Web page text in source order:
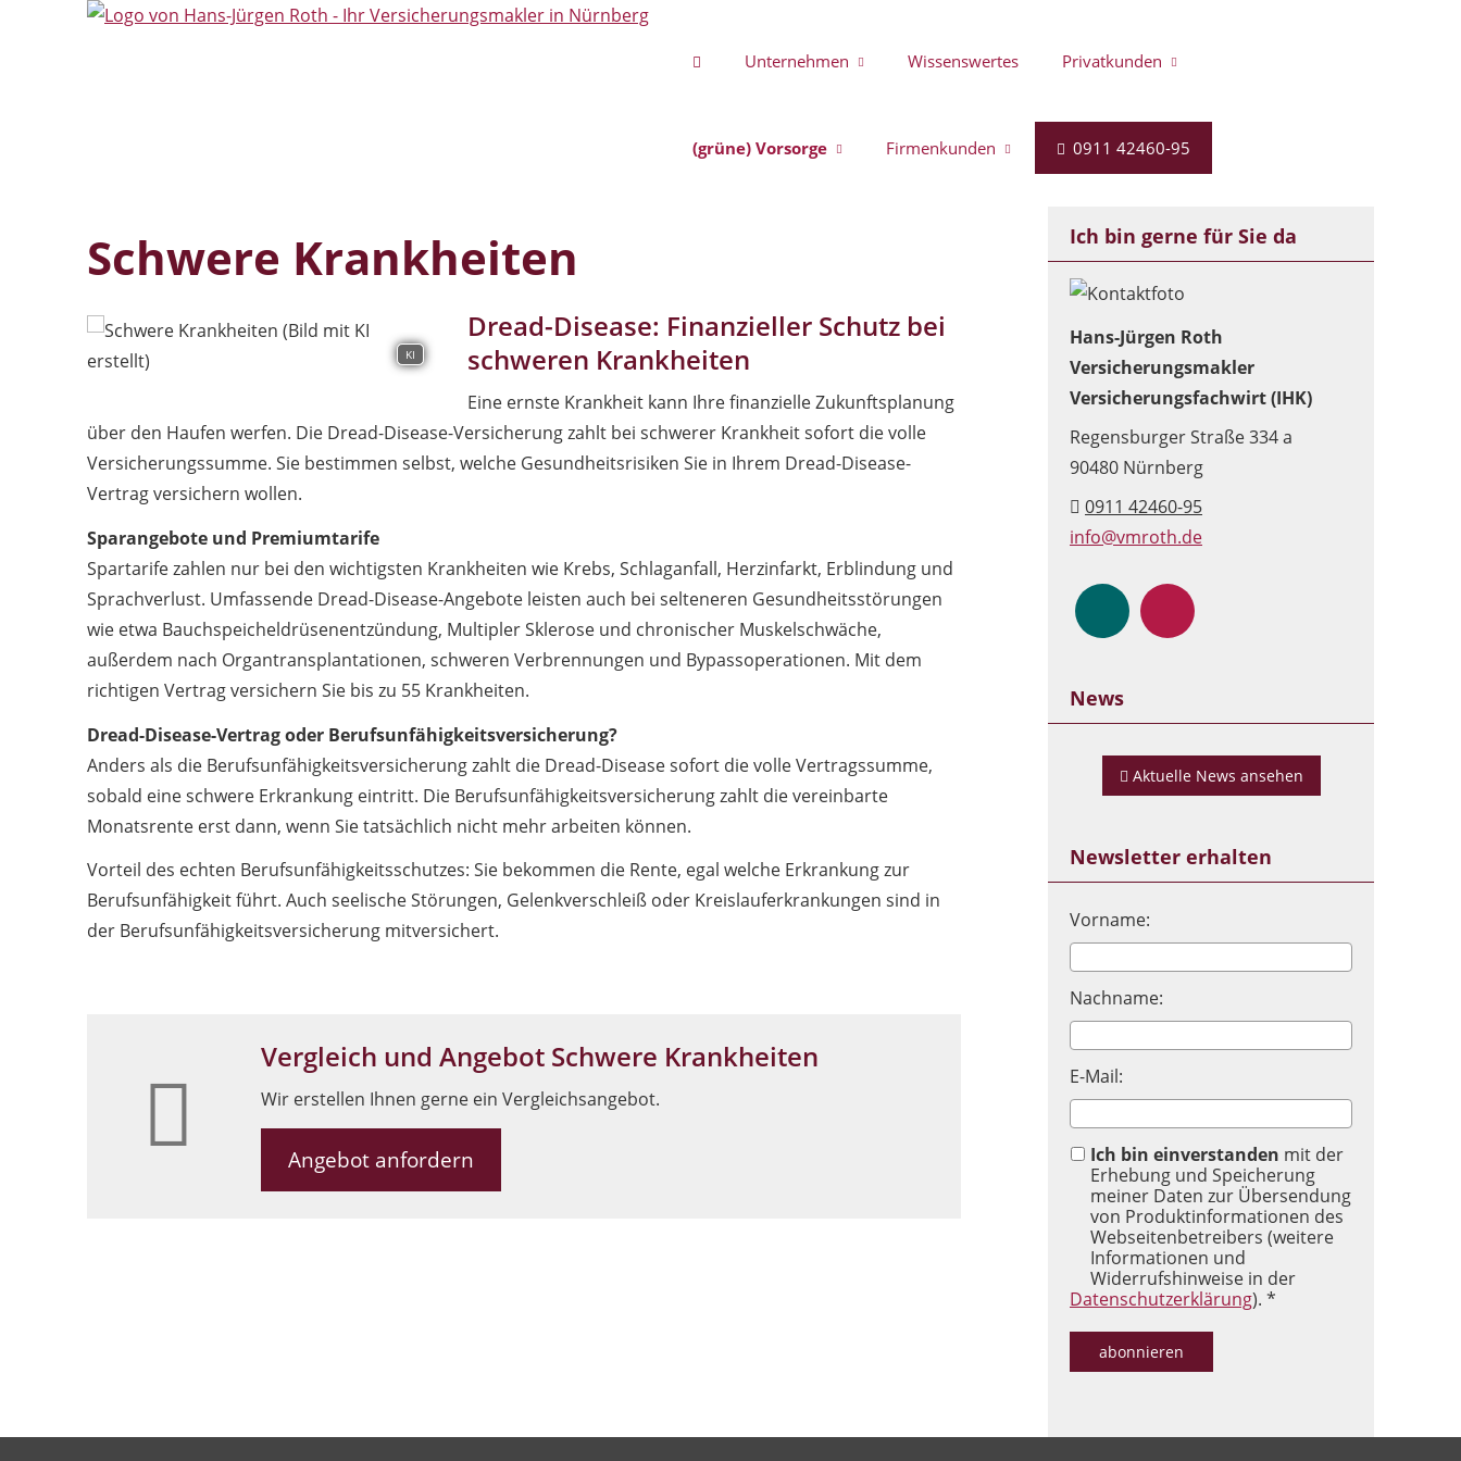
Unternehmen Wissenswertes Privatkunden
(grüne) Vorsorge Firmenkunden 0911 42460-95
Ich bin gerne für Sie da
Hans-Jürgen Roth
Versicherungsmakler
Versicherungsfachwirt (IHK)
Regensburger Straße 334 a
90480 Nürnberg
0911 42460-95
info@vmroth.de
News
Aktuelle News ansehen
Newsletter erhalten
Vorname:
Nachname:
E-Mail:
Ich bin einverstanden mit der
Erhebung und Speicherung
meiner Daten zur Übersendung
von Produktinformationen des
Webseitenbetreibers (weitere
Informationen und
Widerrufshinweise in der
Datenschutzerklärung). *
Schwere Krankheiten
KI
Dread-Disease: Finanzieller Schutz bei
schweren Krankheiten
Eine ernste Krankheit kann Ihre finanzielle Zukunftsplanung
über den Haufen werfen. Die Dread-Disease-Versicherung zahlt bei schwerer Krankheit sofort die volle
Versicherungssumme. Sie bestimmen selbst, welche Gesundheitsrisiken Sie in Ihrem Dread-Disease-
Vertrag versichern wollen.
Sparangebote und Premiumtarife
Spartarife zahlen nur bei den wichtigsten Krankheiten wie Krebs, Schlaganfall, Herzinfarkt, Erblindung und
Sprachverlust. Umfassende Dread-Disease-Angebote leisten auch bei selteneren Gesundheitsstörungen
wie etwa Bauchspeicheldrüsenentzündung, Multipler Sklerose und chronischer Muskelschwäche,
außerdem nach Organtransplantationen, schweren Verbrennungen und Bypassoperationen. Mit dem
richtigen Vertrag versichern Sie bis zu 55 Krankheiten.
Dread-Disease-Vertrag oder Berufsunfähigkeitsversicherung?
Anders als die Berufsunfähigkeitsversicherung zahlt die Dread-Disease sofort die volle Vertragssumme,
sobald eine schwere Erkrankung eintritt. Die Berufsunfähigkeitsversicherung zahlt die vereinbarte
Monatsrente erst dann, wenn Sie tatsächlich nicht mehr arbeiten können.
Vorteil des echten Berufsunfähigkeitsschutzes: Sie bekommen die Rente, egal welche Erkrankung zur
Berufsunfähigkeit führt. Auch seelische Störungen, Gelenkverschleiß oder Kreislauferkrankungen sind in
der Berufsunfähigkeitsversicherung mitversichert.
Vergleich und Angebot Schwere Krankheiten
Wir erstellen Ihnen gerne ein Vergleichsangebot.
Angebot anfordern